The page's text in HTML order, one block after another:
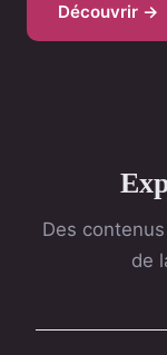
Découvrir →
Des
de